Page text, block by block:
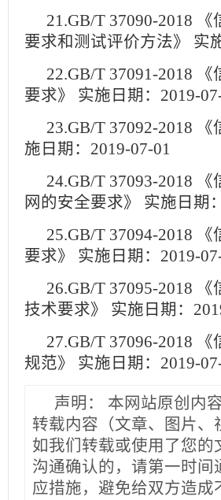
21.GB/T 37090-2018
要求和测试评价方法》 实
22.GB/T 37091-2018
要求》 实施日期：2019-
23.GB/T 37092-2018
施日期：2019-07-01
24.GB/T 37093-2018
网的安全要求》 实施日期
25.GB/T 37094-2018
要求》 实施日期：2019-
26.GB/T 37095-2018
技术要求》 实施日期：
27.GB/T 37096-2018
规范》 实施日期：2019-
声明：
本网站原创内
转载内容（文章、图片
如我们转载或使用了您
沟通确认的，请第一时
应措施，避免给双方造